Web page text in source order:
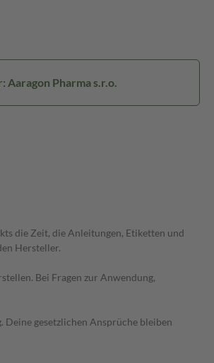
Aaragon Pharma s.r.o.
die Zeit, die Anleitungen, Etiketten und
Hersteller.
Bei Fragen zur Anwendung,
gesetzlichen Ansprüche bleiben